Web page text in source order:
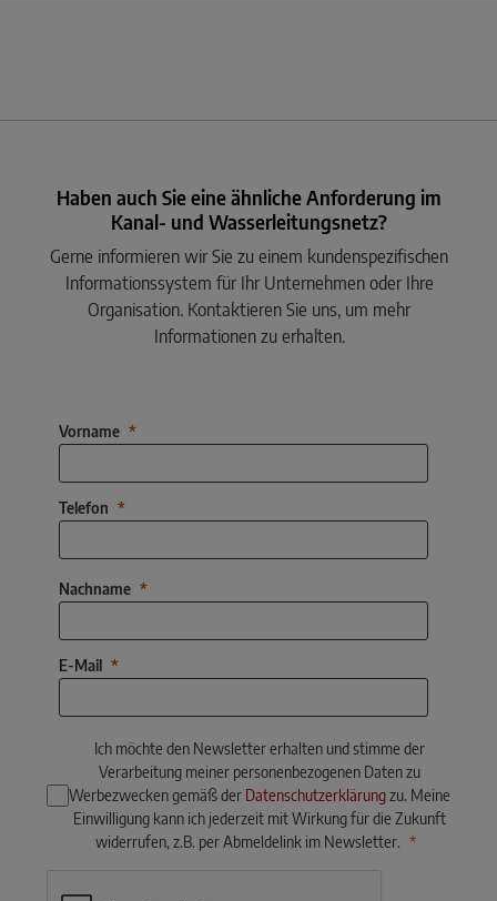
Haben auch Sie eine ähnliche Anforderung im
Kanal- und Wasserleitungsnetz?
Gerne informieren wir Sie zu einem kundenspezifischen
Informationssystem für Ihr Unternehmen oder Ihre
Organisation. Kontaktieren Sie uns, um mehr
Informationen zu erhalten.
Vorname
Telefon
Nachname
E-Mail
Ich möchte den Newsletter erhalten und stimme der
Verarbeitung meiner personenbezogenen Daten zu
Werbezwecken gemäß der Datenschutzerklärungzu. Meine
Einwilligung kann ich jederzeit mit Wirkung für die Zukunft
widerrufen, z.B. per Abmeldelink im Newsletter.